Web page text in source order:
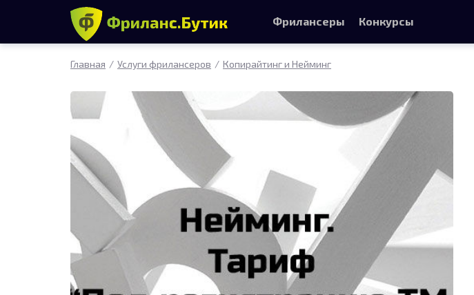
Главная Услуги фрилансеров Копирайтинг и Нейминг
Фрилансеры Конкурсы